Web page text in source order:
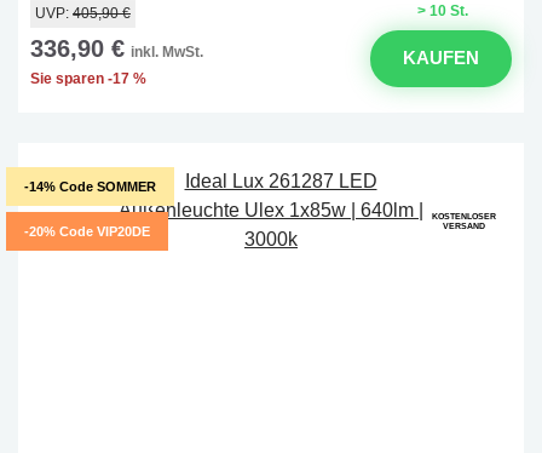
> 10 St.
UVP: 405,90 €
336,90 € inkl. MwSt.
Sie sparen -17 %
KAUFEN
-14% Code SOMMER
-20% Code VIP20DE
KOSTENLOSER
VERSAND